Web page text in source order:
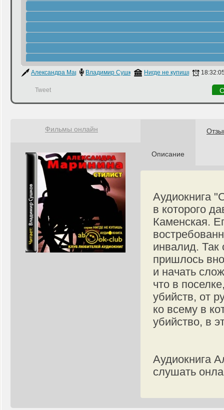
Александра МарининаВладимир Сушков Нигде не купишь
Tweet
Описание
Аудиокнига
в которого
Каменская.
инвалид. Так
пришлось
и начать
что в
убийств, от
ко всему в
убийство, в
Аудиокнига
слушать
Фильмы онлайн